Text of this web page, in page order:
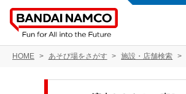
HOME あそび場をさがす 施設・店舗検索